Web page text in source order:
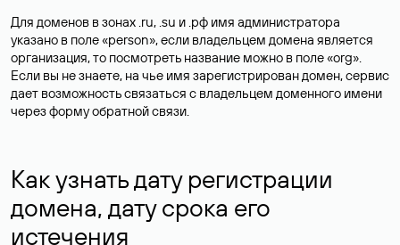
Для доменов в зонах .ru, .su и .рф имя администратора
указано в поле «person», если владельцем домена является
организация, то посмотреть название можно в поле «org».
Если вы не знаете, на чье имя зарегистрирован домен, сервис
дает возможность связаться с владельцем доменного имени
через форму обратной связи.
Как узнать дату регистрации
домена, дату срока его
истечения